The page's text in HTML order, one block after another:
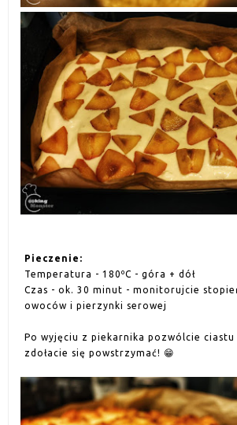
Pieczenie:
Temperatura - 180ºC - góra + dół
Czas - ok. 30 minut - monitorujcie
owoców i pierzynki serowej
Po wyjęciu z piekarnika pozwólcie ciastu
zdołacie się powstrzymać! 😁